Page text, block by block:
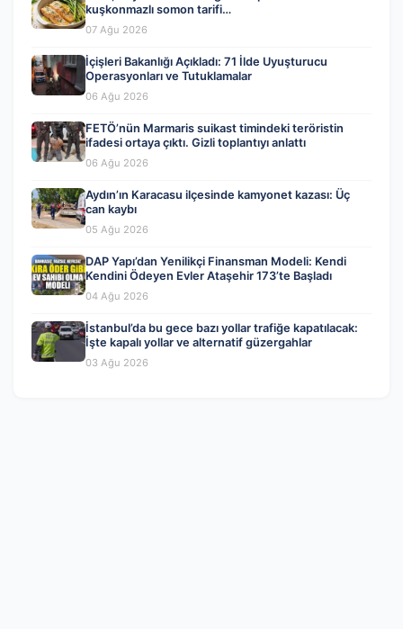
kuşkonmazlı somon tarifi…
07 Ağu 2026
İçişleri Bakanlığı Açıkladı: 71 İlde Uyuşturucu
Operasyonları ve Tutuklamalar
06 Ağu 2026
FETÖ’nün Marmaris suikast timindeki teröristin
ifadesi ortaya çıktı. Gizli toplantıyı anlattı
06 Ağu 2026
Aydın’ın Karacasu ilçesinde kamyonet kazası: Üç
can kaybı
05 Ağu 2026
DAP Yapı’dan Yenilikçi Finansman Modeli: Kendi
Kendini Ödeyen Evler Ataşehir 173’te Başladı
04 Ağu 2026
İstanbul’da bu gece bazı yollar trafiğe kapatılacak:
İşte kapalı yollar ve alternatif güzergahlar
03 Ağu 2026